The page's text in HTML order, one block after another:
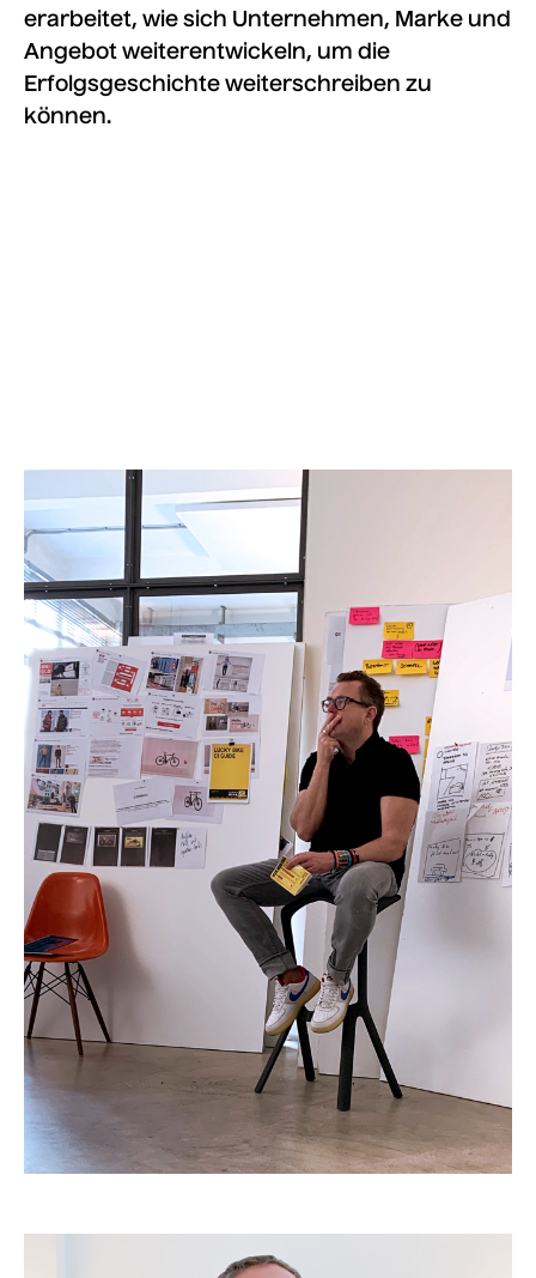
erarbeitet, wie sich Unternehmen, Marke und
Angebot weiterentwickeln, um die
Erfolgsgeschichte weiterschreiben zu
können.